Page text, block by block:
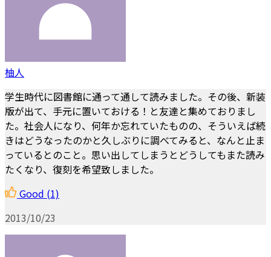
柚人
学生時代に図書館に通って通して読みました。その後、新装
版が出て、手元に置いておける！と友達と集めておりまし
た。社会人になり、何年か忘れていたものの、そういえば続
きはどうなったのかと久しぶりに調べてみると、なんと止ま
っているとのこと。思い出してしまうとどうしてもまた読み
たくなり、復刻を希望致しました。
Good (1)
2013/10/23